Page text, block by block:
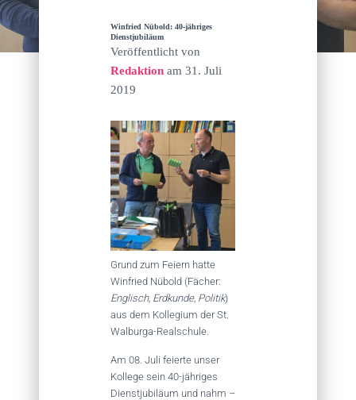
E
Winfried Nübold: 40-jähriges
Dienstjubiläum
Veröffentlicht von
Redaktion am 31. Juli
2019
Grund zum Feiern hatte
Winfried Nübold (Fächer:
Englisch, Erdkunde, Politik)
aus dem Kollegium der St.
Walburga-Realschule.
Am 08. Juli feierte unser
Kollege sein 40-jähriges
Dienstjubiläum und nahm –